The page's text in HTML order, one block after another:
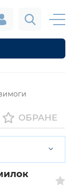
ОБРАНЕ